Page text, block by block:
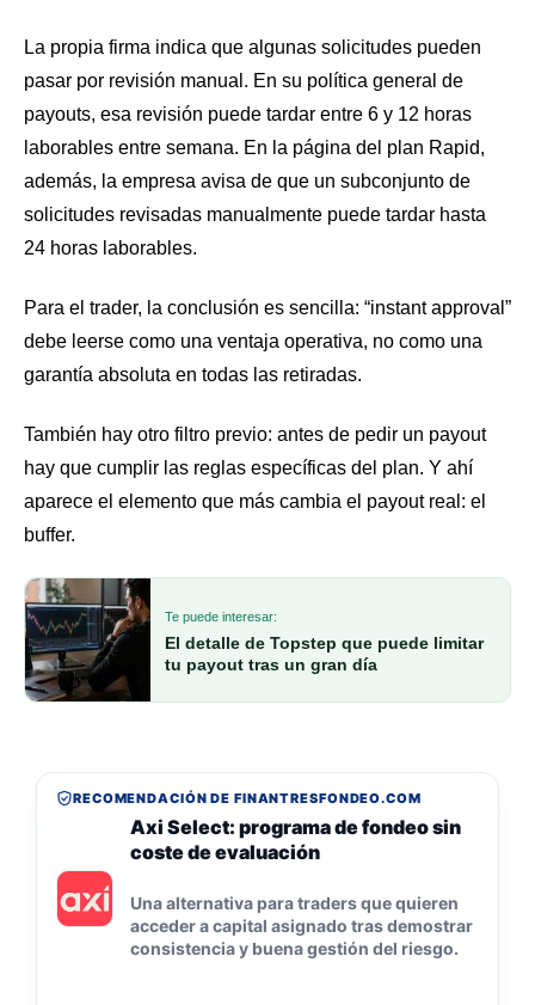
La propia firma indica que algunas solicitudes pueden
pasar por revisión manual. En su política general de
payouts, esa revisión puede tardar entre 6 y 12 horas
laborables entre semana. En la página del plan Rapid,
además, la empresa avisa de que un subconjunto de
solicitudes revisadas manualmente puede tardar hasta
24 horas laborables.
Para el trader, la conclusión es sencilla: “instant approval”
debe leerse como una ventaja operativa, no como una
garantía absoluta en todas las retiradas.
También hay otro filtro previo: antes de pedir un payout
hay que cumplir las reglas específicas del plan. Y ahí
aparece el elemento que más cambia el payout real: el
buffer.
Te puede interesar:
El detalle de Topstep que puede limitar
tu payout tras un gran día
RECOMENDACIÓN DE FINANTRESFONDEO.COM
Axi Select: programa de fondeo sin
coste de evaluación
Una alternativa para traders que quieren
acceder a capital asignado tras demostrar
consistencia y buena gestión del riesgo.